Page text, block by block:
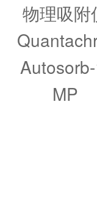
物理吸附
MP